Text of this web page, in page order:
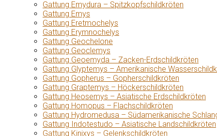
Gattung Emydura – Spitzkopfschildkröten
Gattung Emys
Gattung Eretmochelys
Gattung Erymnochelys
Gattung Geochelone
Gattung Geoclemys
Gattung Geoemyda – Zacken-Erdschildkröten
Gattung Glyptemys – Amerikanische
Gattung Gopherus – Gopherschildkröten
Gattung Graptemys – Höckerschildkröten
Gattung Heosemys – Asiatische Erdschildkröten
Gattung Homopus – Flachschildkröten
Gattung Hydromedusa – Südamerikanische
Gattung Indotestudo – Asiatische Landschildkröten
Gattung Kinixys – Gelenkschildkröten